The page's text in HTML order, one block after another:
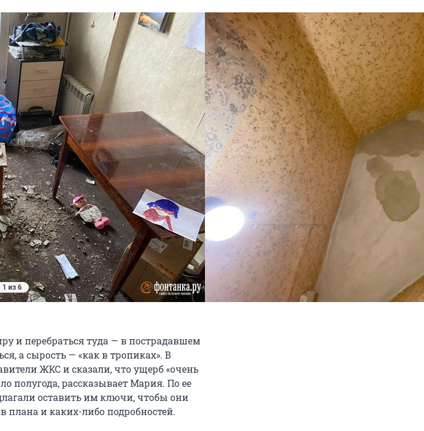
1 из 6
и перебраться туда — в пострадавшем
а сырость — «как в тропиках». В
ЖКС и сказали, что ущерб «очень
полугода, рассказывает Мария. По ее
оставить им ключи, чтобы они
плана и каких-либо подробностей.